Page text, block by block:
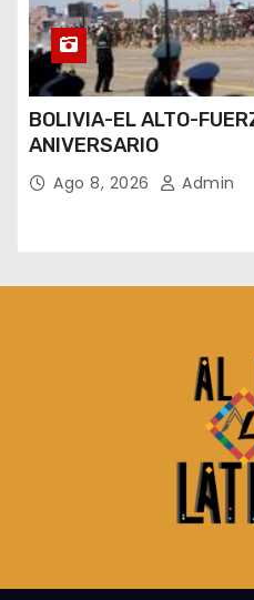
BOLIVIA-EL ALTO-
ANIVERSARIO
Ago 8, 2026 Admin